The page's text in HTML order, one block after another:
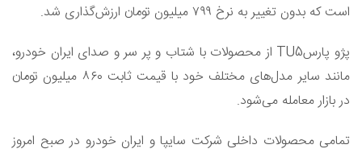
است که بدون تغییر به نرخ ۷۹۹ میلیون تومان ارزش‌گذاری شد.
پژو پارسTU5 از محصولات با شتاب و پر سر و صدای ایران خودرو،
مانند سایر مدل‌های مختلف خود با قیمت ثابت ۸۶۰ میلیون تومان
در بازار معامله می‌شود.
تمامی محصولات داخلی شرکت سایپا و ایران خودرو در صبح امروز